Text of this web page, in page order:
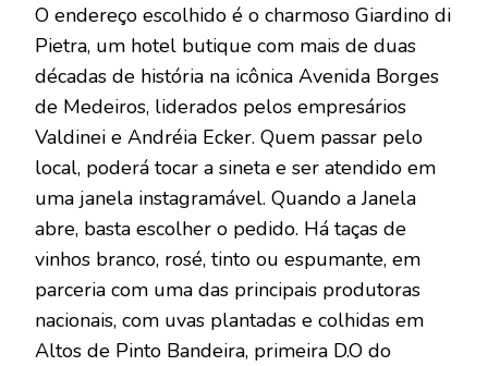
O endereço escolhido é o charmoso Giardino di
Pietra, um hotel butique com mais de duas
décadas de história na icônica Avenida Borges
de Medeiros, liderados pelos empresários
Valdinei e Andréia Ecker. Quem passar pelo
local, poderá tocar a sineta e ser atendido em
uma janela instagramável. Quando a Janela
abre, basta escolher o pedido. Há taças de
vinhos branco, rosé, tinto ou espumante, em
parceria com uma das principais produtoras
nacionais, com uvas plantadas e colhidas em
Altos de Pinto Bandeira, primeira D.O do